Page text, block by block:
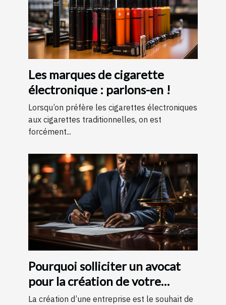
Les marques de cigarette
électronique : parlons-en !
Lorsqu’on préfère les cigarettes électroniques
aux cigarettes traditionnelles, on est
forcément...
Pourquoi solliciter un avocat
pour la création de votre
entreprise ?
La création d’une entreprise est le souhait de